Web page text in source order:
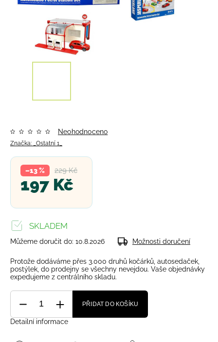
Značka: _Ostatní 1_
Neohodnoceno
229 Kč
–13 %
197 Kč
SKLADEM
Můžeme doručit do: 10.8.2026 Možnosti doručení
Protože dodáváme přes 3.000 druhů kočárků, autosedaček,
postýlek, do prodejny se všechny nevejdou. Vaše objednávky
expedujeme z centrálního skladu.
PŘIDAT DO KOŠÍKU
Detailní informace